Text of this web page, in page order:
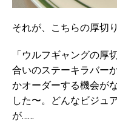
それが、こちらの厚切
「ウルフギャングの厚
合いのステーキラバー
かオーダーする機会が
した〜。どんなビジュ
が……